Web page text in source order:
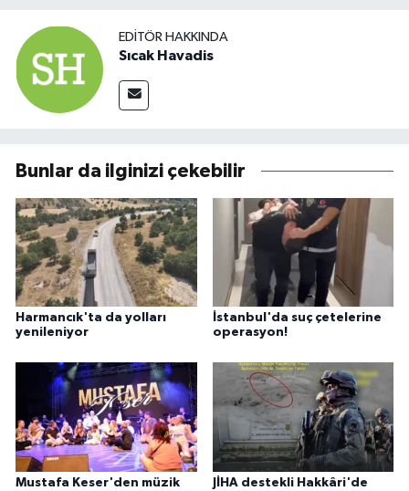
EDITÖR HAKKINDA
Sıcak Havadis
Bunlar da ilginizi çekebilir
Harmancık'ta da yolları
yenileniyor
İstanbul'da suç çetelerine
operasyon!
Mustafa Keser'den müzik
JİHA destekli Hakkâri'de